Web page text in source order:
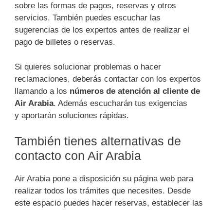
sobre las formas de pagos, reservas y otros
servicios. También puedes escuchar las
sugerencias de los expertos antes de realizar el
pago de billetes o reservas.
Si quieres solucionar problemas o hacer
reclamaciones, deberás contactar con los expertos
llamando a los números de atención al cliente de
Air Arabia. Además escucharán tus exigencias
y aportarán soluciones rápidas.
También tienes alternativas de
contacto con Air Arabia
Air Arabia pone a disposición su página web para
realizar todos los trámites que necesites. Desde
este espacio puedes hacer reservas, establecer las